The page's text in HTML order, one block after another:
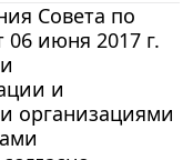
Совета по
06 июня 2017 г.
и
организациями